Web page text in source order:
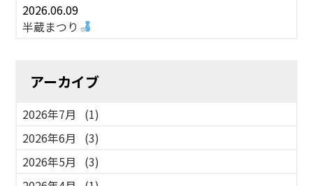
2026.06.09
半蔵まつり
アーカイブ
2026年7月
(1)
2026年6月
(3)
2026年5月
(3)